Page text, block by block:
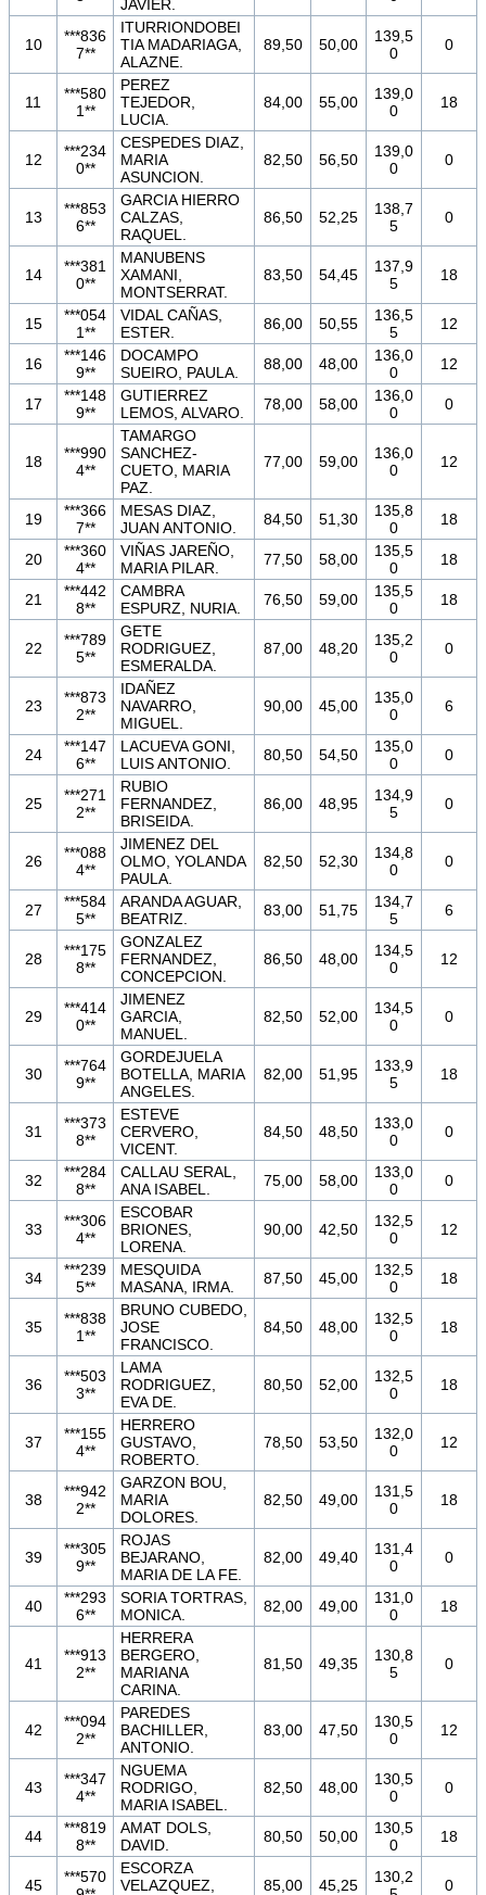
JAVIER.
10
***836
7**
ITURRIONDOBEI
TIA MADARIAGA,
ALAZNE.
89,50 50,00
139,5
0
0
11
***580
1**
PEREZ
TEJEDOR,
LUCIA.
84,00 55,00
139,0
0
18
12
***234
0**
CESPEDES DIAZ,
MARIA
ASUNCION.
82,50 56,50
139,0
0
0
13
***853
6**
GARCIA HIERRO
CALZAS,
RAQUEL.
86,50 52,25
138,7
5
0
14
***381
0**
MANUBENS
XAMANI,
MONTSERRAT.
83,50 54,45
137,9
5
18
15
***054
1**
VIDAL CAÑAS,
ESTER.
86,00 50,55
136,5
5
12
16
***146
9**
DOCAMPO
SUEIRO, PAULA.
88,00 48,00
136,0
0
12
17
***148
9**
GUTIERREZ
LEMOS, ALVARO.
78,00 58,00
136,0
0
0
18
***990
4**
TAMARGO
SANCHEZ-
CUETO, MARIA
PAZ.
77,00 59,00
136,0
0
12
19
***366
7**
MESAS DIAZ,
JUAN ANTONIO.
84,50 51,30
135,8
0
18
20
***360
4**
VIÑAS JAREÑO,
MARIA PILAR.
77,50 58,00
135,5
0
18
21
***442
8**
CAMBRA
ESPURZ, NURIA.
76,50 59,00
135,5
0
18
22
***789
5**
GETE
RODRIGUEZ,
ESMERALDA.
87,00 48,20
135,2
0
0
23
***873
2**
IDAÑEZ
NAVARRO,
MIGUEL.
90,00 45,00
135,0
0
6
24
***147
6**
LACUEVA GONI,
LUIS ANTONIO.
80,50 54,50
135,0
0
0
25
***271
2**
RUBIO
FERNANDEZ,
BRISEIDA.
86,00 48,95
134,9
5
0
26
***088
4**
JIMENEZ DEL
OLMO, YOLANDA
PAULA.
82,50 52,30
134,8
0
0
27
***584
5**
ARANDA AGUAR,
BEATRIZ.
83,00 51,75
134,7
5
6
28
***175
8**
GONZALEZ
FERNANDEZ,
CONCEPCION.
86,50 48,00
134,5
0
12
29
***414
0**
JIMENEZ
GARCIA,
MANUEL.
82,50 52,00
134,5
0
0
30
***764
9**
GORDEJUELA
BOTELLA, MARIA
ANGELES.
82,00 51,95
133,9
5
18
31
***373
8**
ESTEVE
CERVERO,
VICENT.
84,50 48,50
133,0
0
0
32
***284
8**
CALLAU SERAL,
ANA ISABEL.
75,00 58,00
133,0
0
0
33
***306
4**
ESCOBAR
BRIONES,
LORENA.
90,00 42,50
132,5
0
12
34
***239
5**
MESQUIDA
MASANA, IRMA.
87,50 45,00
132,5
0
18
35
***838
1**
BRUNO CUBEDO,
JOSE
FRANCISCO.
84,50 48,00
132,5
0
18
36
***503
3**
LAMA
RODRIGUEZ,
EVA DE.
80,50 52,00
132,5
0
18
37
***155
4**
HERRERO
GUSTAVO,
ROBERTO.
78,50 53,50
132,0
0
12
38
***942
2**
GARZON BOU,
MARIA
DOLORES.
82,50 49,00
131,5
0
18
39
***305
9**
ROJAS
BEJARANO,
MARIA DE LA FE.
82,00 49,40
131,4
0
0
40
***293
6**
SORIA TORTRAS,
MONICA.
82,00 49,00
131,0
0
18
41
***913
2**
HERRERA
BERGERO,
MARIANA
CARINA.
81,50 49,35
130,8
5
0
42
***094
2**
PAREDES
BACHILLER,
ANTONIO.
83,00 47,50
130,5
0
12
43
***347
4**
NGUEMA
RODRIGO,
MARIA ISABEL.
82,50 48,00
130,5
0
0
44
***819
8**
AMAT DOLS,
DAVID.
80,50 50,00
130,5
0
18
45
***570
ESCORZA
VELAZQUEZ,
85,00 45,25
130,2
0